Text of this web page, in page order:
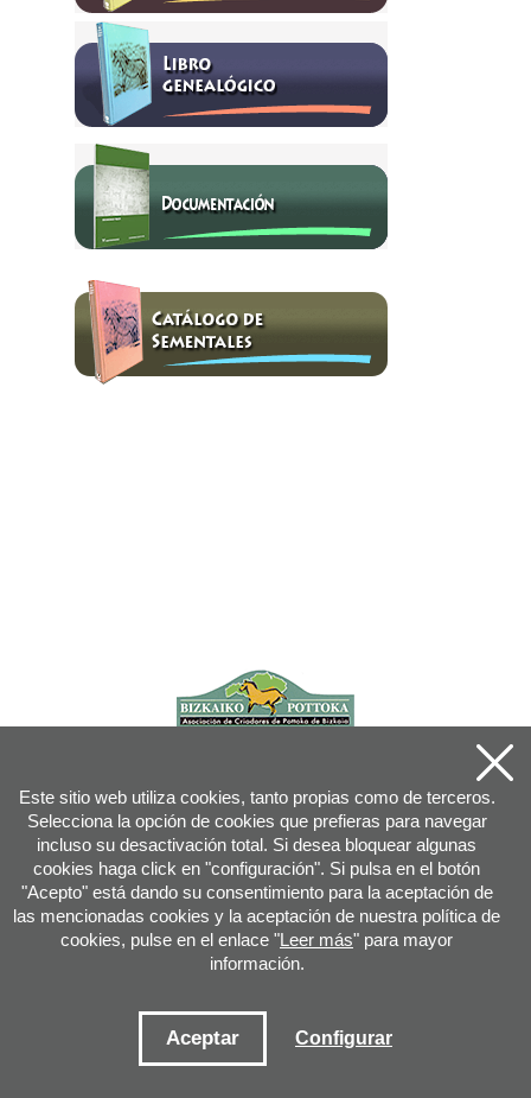
info@pottoka.info
Condiciones de uso -Política de privacidad-Política de cookies
Este sitio web utiliza cookies, tanto propias como de terceros.
Selecciona la opción de cookies que prefieras para navegar
incluso su desactivación total. Si desea bloquear algunas
cookies haga click en "configuración". Si pulsa en el botón
"Acepto" está dando su consentimiento para la aceptación de
las mencionadas cookies y la aceptación de nuestra política de
cookies, pulse en el enlace "Leer más" para mayor
información.
Aceptar Configurar